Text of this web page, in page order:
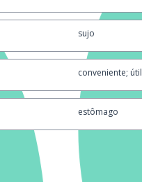
sujo
conveniente; útil
estômago
aqui